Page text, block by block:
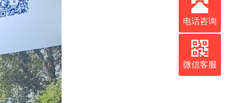
电话咨询
微信客服